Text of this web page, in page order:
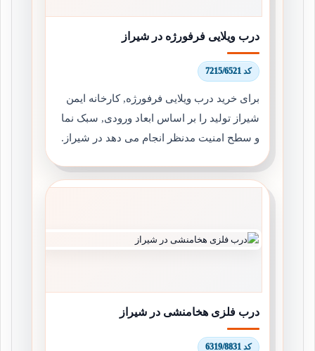
درب ویلایی فرفورژه در شیراز
کد 7215/6521
برای خرید درب ویلایی فرفورژه, کارخانه ایمن
شیراز تولید را بر اساس ابعاد ورودی, سبک نما
و سطح امنیت مدنظر انجام می دهد در شیراز.
درب فلزی هخامنشی در شیراز
کد 6319/8831